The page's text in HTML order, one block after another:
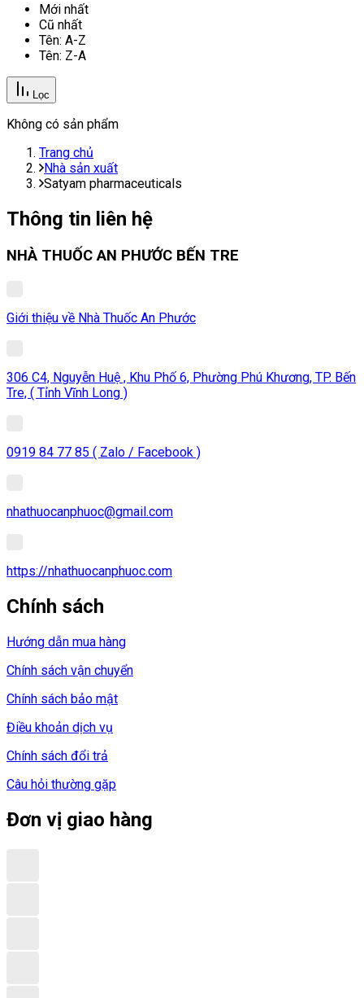
Mới nhất
Cũ nhất
Tên: A-Z
Tên: Z-A
Lọc
Không có sản phẩm
Trang chủ
Nhà sản xuất
Satyam pharmaceuticals
Thông tin liên hệ
NHÀ THUỐC AN PHƯỚC BẾN TRE
Giới thiệu về Nhà Thuốc An Phước
306 C4, Nguyễn Huệ , Khu Phố 6, Phường Phú Khương, TP. Bến
Tre, ( Tỉnh Vĩnh Long )
0919 84 77 85 ( Zalo / Facebook )
nhathuocanphuoc@gmail.com
https://nhathuocanphuoc.com
Chính sách
Hướng dẫn mua hàng
Chính sách vận chuyển
Chính sách bảo mật
Điều khoản dịch vụ
Chính sách đổi trả
Câu hỏi thường gặp
Đơn vị giao hàng